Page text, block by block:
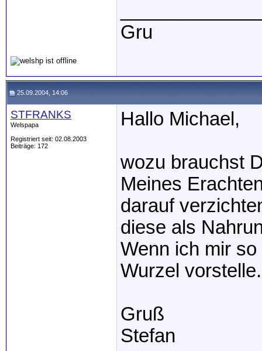
Gru
25.09.2004, 14:06
STFRANKS
Welspapa
Registriert seit: 02.08.2003
Beiträge: 172
Hallo Michael,
wozu brauchst
Meines
darauf
diese als
Wenn ich mir
Wurzel
Gruß
Stefan